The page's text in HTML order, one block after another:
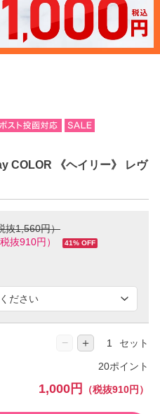
COLOR 《ヘイリー》 レヴ
抜1,560円）
税抜910円） 41% OFF
− ＋ セット
20ポイント
1,000円 （税抜910円）